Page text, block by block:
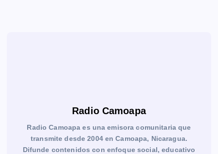
Radio Camoapa
Radio Camoapa es una emisora comunitaria que
transmite desde 2004 en Camoapa, Nicaragua.
Difunde contenidos con enfoque social, educativo